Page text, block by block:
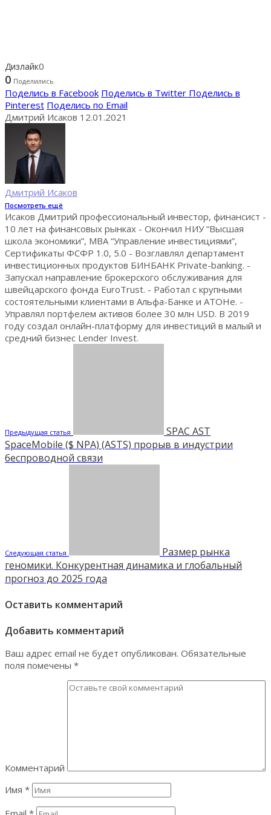
Дизлайк0
0 Поделились
Поделись в Facebook Поделись в Twitter Поделись в
Pinterest Поделись по Email
Дмитрий Исаков 12.01.2021
Дмитрий Исаков
Посмотреть ещё
Исаков Дмитрий профессиональный инвестор, финансист -
10 лет на финансовых рынках - Окончил НИУ “Высшая
школа экономики”, MBA “Управление инвестициями”,
Сертификаты ФСФР 1.0, 5.0 - Возглавлял департамент
инвестиционных продуктов БИНБАНК Private-banking. -
Запускал направление брокерского обслуживания для
швейцарского фонда EuroTrust. - Работал с крупными
состоятельными клиентами в Альфа-Банке и АТОНе. -
Управлял портфелем активов более 30 млн USD. В 2019
году создал онлайн-платформу для инвестиций в малый и
средний бизнес Lender Invest.
Предыдущая статья
SPAC AST
SpaceMobile ($ NPA) (ASTS) прорыв в индустрии
беспроводной связи
Следующая статья
Размер рынка
геномики. Конкурентная динамика и глобальный
прогноз до 2025 года
Оставить комментарий
Добавить комментарий
Ваш адрес email не будет опубликован. Обязательные
поля помечены *
Комментарий
Имя *